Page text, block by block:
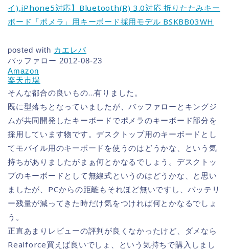
イ),iPhone5対応】Bluetooth(R) 3.0対応 折りたたみキー
ボード「ポメラ」用キーボード採用モデル BSKBB03WH
posted with カエレバ
バッファロー 2012-08-23
Amazon
楽天市場
そんな都合の良いもの…有りました。
既に型落ちとなっていましたが、バッファローとキングジ
ムが共同開発したキーボードでポメラのキーボード部分を
採用しています物です。デスクトップ用のキーボードとし
てモバイル用のキーボードを使うのはどうかな、という気
持ちがありましたがまぁ何とかなるでしょう。デスクトッ
プのキーボードとして無線式というのはどうかな、と思い
ましたが、PCからの距離もそれほど無いですし、バッテリ
ー残量が減ってきた時だけ気をつければ何とかなるでしょ
う。
正直あまりレビューの評判が良くなかったけど、ダメなら
Realforce買えば良いでしょ、という気持ちで購入しまし